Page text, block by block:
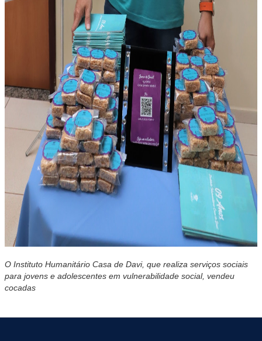
O Instituto Humanitário Casa de Davi, que realiza serviços sociais
para jovens e adolescentes em vulnerabilidade social, vendeu
cocadas